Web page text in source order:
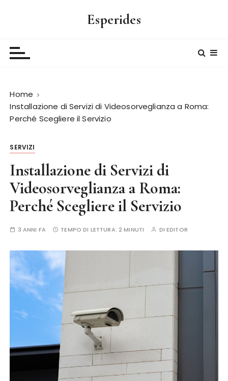
Esperides
Home
Installazione di Servizi di Videosorveglianza a Roma:
Perché Scegliere il Servizio
SERVIZI
Installazione di Servizi di
Videosorveglianza a Roma:
Perché Scegliere il Servizio
3 ANNI FA TEMPO DI LETTURA:2 MINUTI DI EDITOR